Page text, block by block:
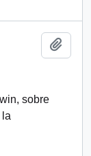
sobre